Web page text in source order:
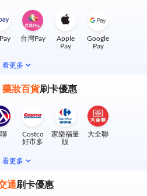
台灣Pay
Apple
Pay
Google
Pay
看更多
藥妝百貨刷卡優惠
Costco
好市多
家樂福量
販
大全聯
看更多
通刷卡優惠